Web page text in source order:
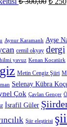
Aynur Karamanlı Ayşe
cemil okyay dergi
hilmi yavuz Kenan Kocatürk
Metin Cengiz Şiiri
Selenay Kübra
Çok Çavlan Gençer
İsrafil Güler
Şiir eleştirisi